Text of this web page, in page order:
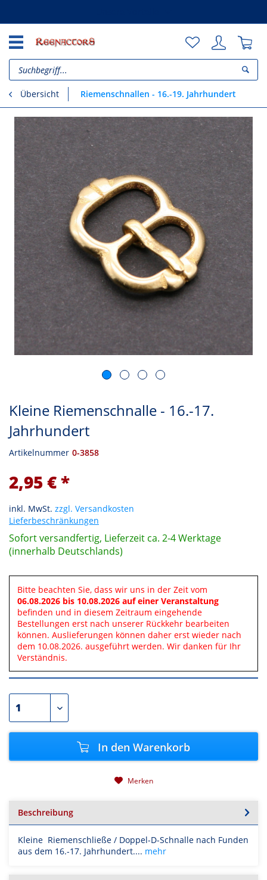
Übersicht Riemenschnallen - 16.-19. Jahrhundert
Kleine Riemenschnalle - 16.-17.
Jahrhundert
Artikelnummer 0-3858
2,95 € *
inkl. MwSt. zzgl. Versandkosten
Lieferbeschränkungen
Sofort versandfertig, Lieferzeit ca. 2-4 Werktage
(innerhalb Deutschlands)
Bitte beachten Sie, dass wir uns in der Zeit vom
06.08.2026 bis 10.08.2026 auf einer Veranstaltung
befinden und in diesem Zeitraum eingehende
Bestellungen erst nach unserer Rückkehr bearbeiten
können. Auslieferungen können daher erst wieder nach
dem 10.08.2026. ausgeführt werden. Wir danken für Ihr
Verständnis.
In den Warenkorb
Merken
Beschreibung
Kleine Riemenschließe / Doppel-D-Schnalle nach Funden
aus dem 16.-17. Jahrhundert.... mehr